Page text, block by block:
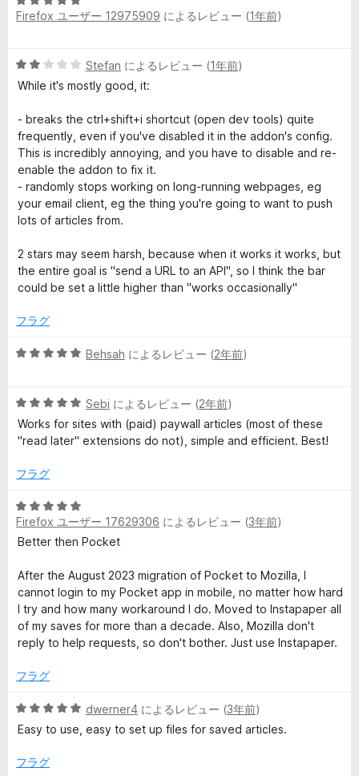
5
の
段
5
の
価
Firefox ユーザー 12975909 によるレビュー (1年前)
5
段
中
2
の
評
価
Stefan によるレビュー (1年前)
While it's mostly good, it:
- breaks the ctrl+shift+i shortcut (open dev tools) quite
frequently, even if you've disabled it in the addon's config.
This is incredibly annoying, and you have to disable and re-
enable the addon to fix it.
- randomly stops working on long-running webpages, eg
your email client, eg the thing you're going to want to push
lots of articles from.
2 stars may seem harsh, because when it works it works, but
the entire goal is "send a URL to an API", so I think the bar
could be set a little higher than "works occasionally"
フラグ
5
中
5
の
価
Behsah によるレビュー (2年前)
5
段
階
5
評
価
Sebi によるレビュー (2年前)
Works for sites with (paid) paywall articles (most of these
"read later" extensions do not), simple and efficient. Best!
フラグ
5
段
階
5
の
評
価
Firefox ユーザー 17629306 によるレビュー (3年前)
Better then Pocket
After the August 2023 migration of Pocket to Mozilla, I
cannot login to my Pocket app in mobile, no matter how hard
I try and how many workaround I do. Moved to Instapaper all
of my saves for more than a decade. Also, Mozilla don't
reply to help requests, so don't bother. Just use Instapaper.
フラグ
5
段
中
dwerner4 によるレビュー (3年前)
Easy to use, easy to set up files for saved articles.
フラグ